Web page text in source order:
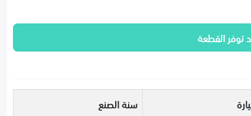
توفر القطعة
سنة الصنع